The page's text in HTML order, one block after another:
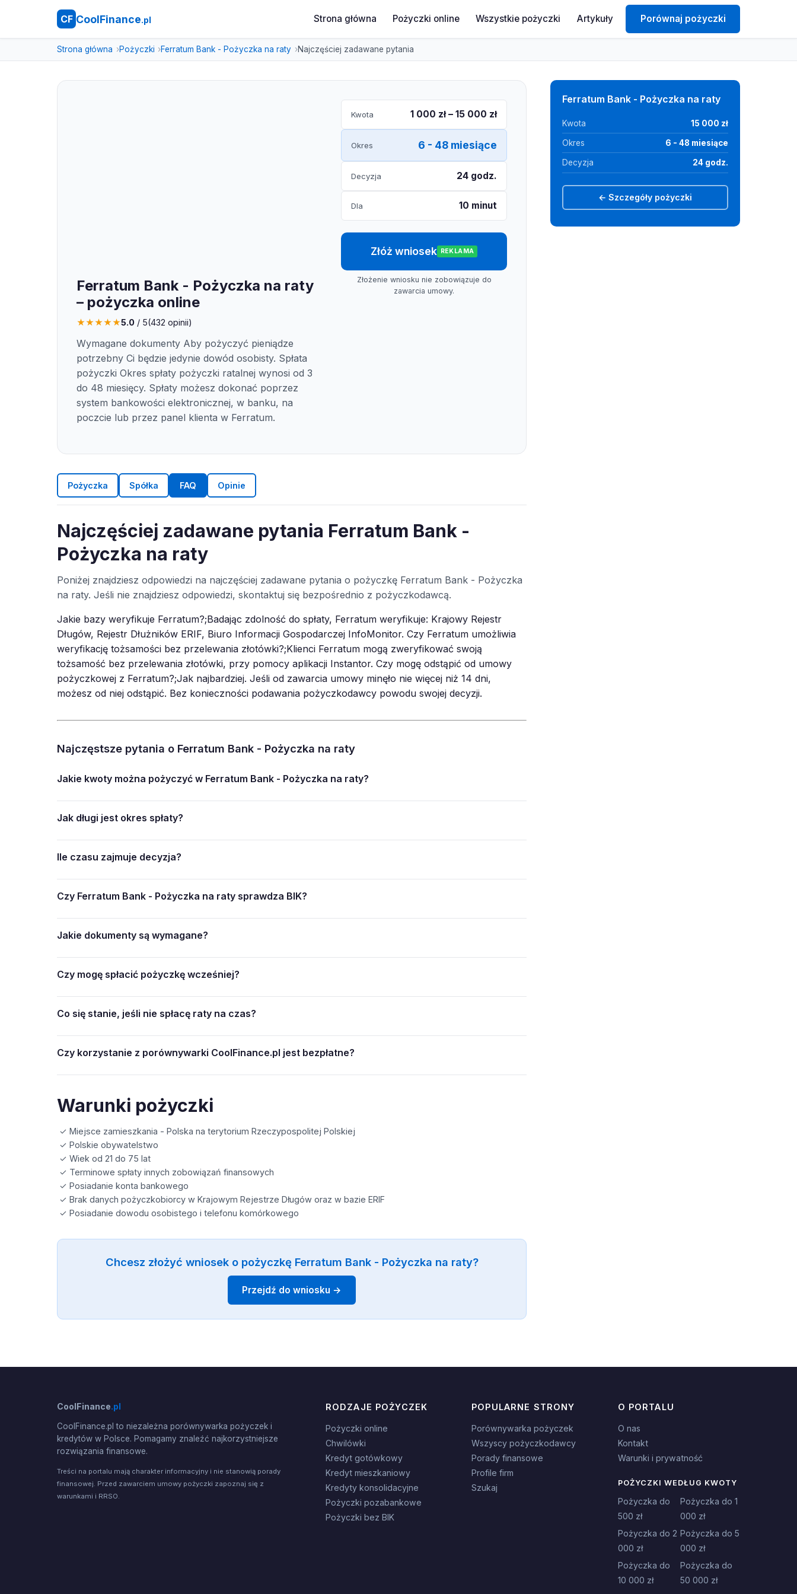
CF CoolFinance.pl Strona główna Pożyczki online Wszystkie pożyczki Artykuły Porównaj pożyczki
Strona główna Pożyczki Ferratum Bank - Pożyczka na raty Najczęściej zadawane pytania
Ferratum Bank - Pożyczka na raty
– pożyczka online
★★★★★5.0 / 5(432 opinii)
Wymagane dokumenty Aby pożyczyć pieniądze
potrzebny Ci będzie jedynie dowód osobisty. Spłata
pożyczki Okres spłaty pożyczki ratalnej wynosi od 3
do 48 miesięcy. Spłaty możesz dokonać poprzez
system bankowości elektronicznej, w banku, na
poczcie lub przez panel klienta w Ferratum.
Kwota 1 000 zł – 15 000 zł
Okres 6 - 48 miesiące
Decyzja 24 godz.
Dla 10 minut
Złóż wniosek REKLAMA
Złożenie wniosku nie zobowiązuje do
zawarcia umowy.
Pożyczka Spółka FAQ Opinie
Najczęściej zadawane pytania Ferratum Bank -
Pożyczka na raty
Poniżej znajdziesz odpowiedzi na najczęściej zadawane pytania o pożyczkę Ferratum Bank - Pożyczka
na raty. Jeśli nie znajdziesz odpowiedzi, skontaktuj się bezpośrednio z pożyczkodawcą.
Jakie bazy weryfikuje Ferratum?;Badając zdolność do spłaty, Ferratum weryfikuje: Krajowy Rejestr
Długów, Rejestr Dłużników ERIF, Biuro Informacji Gospodarczej InfoMonitor. Czy Ferratum umożliwia
weryfikację tożsamości bez przelewania złotówki?;Klienci Ferratum mogą zweryfikować swoją
tożsamość bez przelewania złotówki, przy pomocy aplikacji Instantor. Czy mogę odstąpić od umowy
pożyczkowej z Ferratum?;Jak najbardziej. Jeśli od zawarcia umowy minęło nie więcej niż 14 dni,
możesz od niej odstąpić. Bez konieczności podawania pożyczkodawcy powodu swojej decyzji.
Najczęstsze pytania o Ferratum Bank - Pożyczka na raty
Jakie kwoty można pożyczyć w Ferratum Bank - Pożyczka na raty?
Jak długi jest okres spłaty?
Ile czasu zajmuje decyzja?
Czy Ferratum Bank - Pożyczka na raty sprawdza BIK?
Jakie dokumenty są wymagane?
Czy mogę spłacić pożyczkę wcześniej?
Co się stanie, jeśli nie spłacę raty na czas?
Czy korzystanie z porównywarki CoolFinance.pl jest bezpłatne?
Warunki pożyczki
✓ Miejsce zamieszkania - Polska na terytorium Rzeczypospolitej Polskiej
✓ Polskie obywatelstwo
✓ Wiek od 21 do 75 lat
✓ Terminowe spłaty innych zobowiązań finansowych
✓ Posiadanie konta bankowego
✓ Brak danych pożyczkobiorcy w Krajowym Rejestrze Długów oraz w bazie ERIF
✓ Posiadanie dowodu osobistego i telefonu komórkowego
Chcesz złożyć wniosek o pożyczkę Ferratum Bank - Pożyczka na raty?
Przejdź do wniosku →
Ferratum Bank - Pożyczka na raty
Kwota 15 000 zł
Okres 6 - 48 miesiące
Decyzja 24 godz.
← Szczegóły pożyczki
CoolFinance.pl
CoolFinance.pl to niezależna porównywarka pożyczek i
kredytów w Polsce. Pomagamy znaleźć najkorzystniejsze
rozwiązania finansowe.
Treści na portalu mają charakter informacyjny i nie stanowią porady
finansowej. Przed zawarciem umowy pożyczki zapoznaj się z
warunkami i RRSO.
RODZAJE POŻYCZEK
Pożyczki online
Chwilówki
Kredyt gotówkowy
Kredyt mieszkaniowy
Kredyty konsolidacyjne
Pożyczki pozabankowe
Pożyczki bez BIK
POPULARNE STRONY
Porównywarka pożyczek
Wszyscy pożyczkodawcy
Porady finansowe
Profile firm
Szukaj
O PORTALU
O nas
Kontakt
Warunki i prywatność
POŻYCZKI WEDŁUG KWOTY
Pożyczka do
500 zł
Pożyczka do 1
000 zł
Pożyczka do 2
000 zł
Pożyczka do 5
000 zł
Pożyczka do
10 000 zł
Pożyczka do
50 000 zł